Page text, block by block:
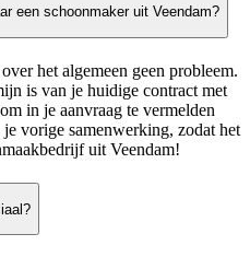
een schoonmaker uit Veendam?
het algemeen geen probleem.
is van je huidige contract met
in je aanvraag te vermelden
vorige samenwerking, zodat het
uit Veendam!